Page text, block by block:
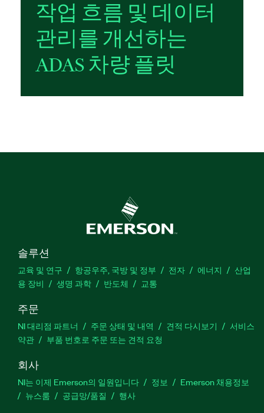
작업 흐름 및 데이터
관리를 개선하는
ADAS 차량 플릿
솔루션
교육 및 연구 항공우주, 국방 및 정부 전자 에너지
산업
용 장비
생명 과학 반도체 교통
주문
NI 대리점 파트너 주문 상태 및 내역 견적 다시보기
서비스
약관
부품 번호로 주문 또는 견적 요청
회사
NI는 이제 Emerson의 일원입니다 정보
Emerson 채용정보
뉴스룸
공급망/품질 행사